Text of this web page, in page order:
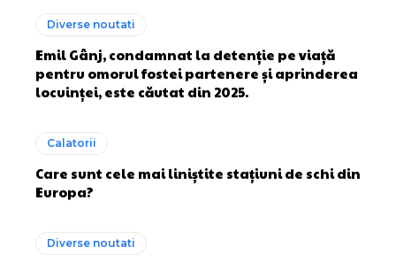
Diverse noutati
Emil Gânj, condamnat la detenție pe viață
pentru omorul fostei partenere și aprinderea
locuinței, este căutat din 2025.
Calatorii
Care sunt cele mai liniștite stațiuni de schi din
Europa?
Diverse noutati